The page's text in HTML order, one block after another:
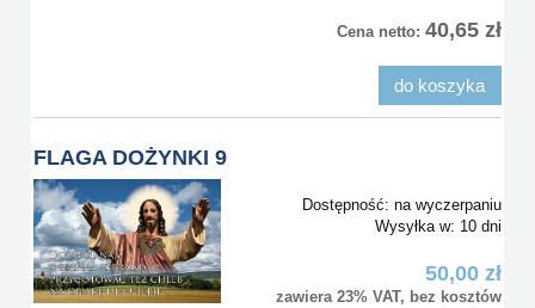
Cena netto: 40,65 zł
do koszyka
FLAGA DOŻYNKI 9
Dostępność: na wyczerpaniu
Wysyłka w: 10 dni
50,00 zł
zawiera 23% VAT, bez kosztów